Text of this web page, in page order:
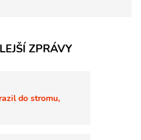
ZPRÁVY
do stromu,